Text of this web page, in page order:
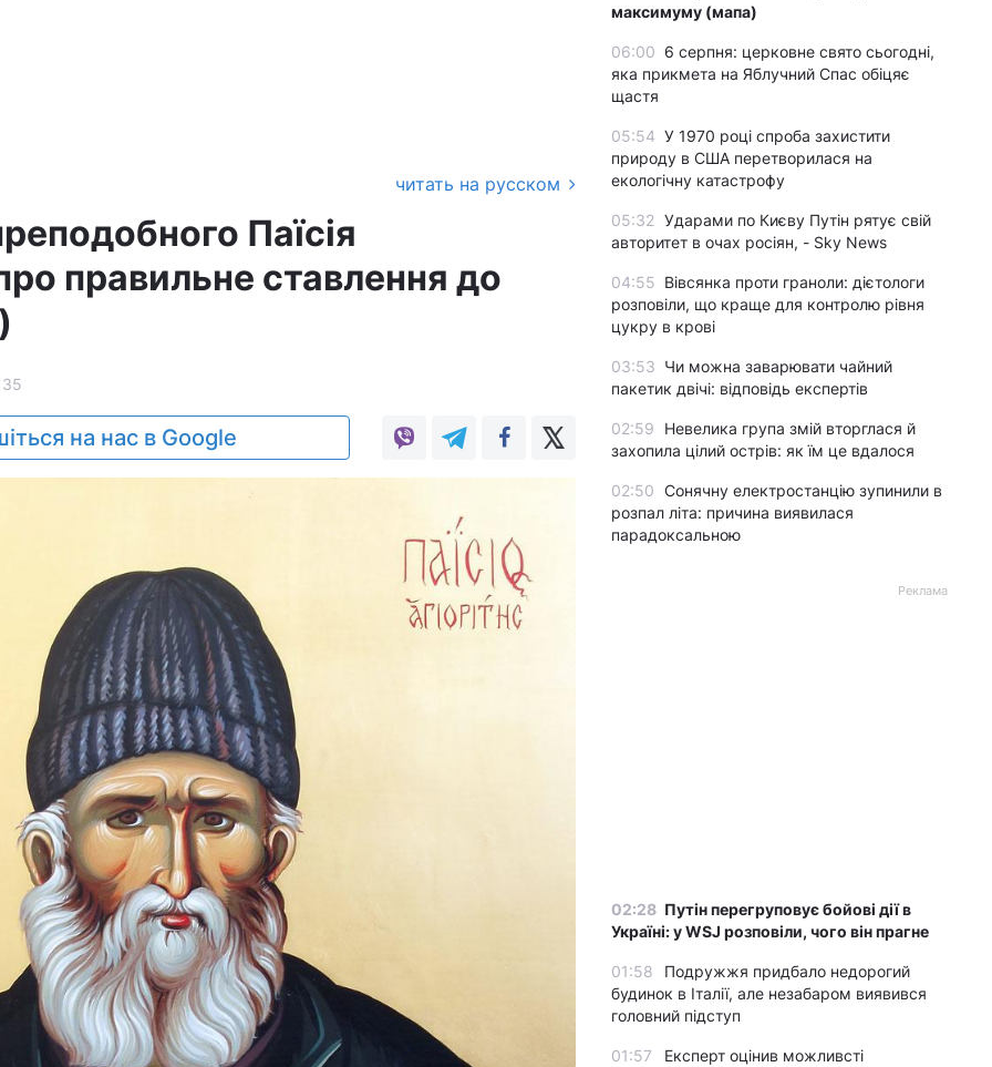
читать на русском
Паїсія
правильне ставлення до
на нас в Google
максимуму (мапа)
06:00 6 серпня: церковне свято сьогодні,
яка прикмета на Яблучний Спас обіцяє
щастя
05:54 У 1970 році спроба захистити
природу в США перетворилася на
екологічну катастрофу
05:32 Ударами по Києву Путін рятує свій
авторитет в очах росіян, - Sky News
04:55 Вівсянка проти граноли: дієтологи
розповіли, що краще для контролю рівня
цукру в крові
03:53 Чи можна заварювати чайний
пакетик двічі: відповідь експертів
02:59
Невелика група змій вторглася й
захопила цілий острів: як їм це вдалося
02:50 Сонячну електростанцію зупинили в
розпал літа: причина виявилася
парадоксальною
Реклама
02:28 Путін перегруповує бойові дії в
Україні: у WSJ розповіли, чого він прагне
01:58
Подружжя придбало недорогий
будинок в Італії, але незабаром виявився
головний підступ
01:57
Експерт оцінив можливсті